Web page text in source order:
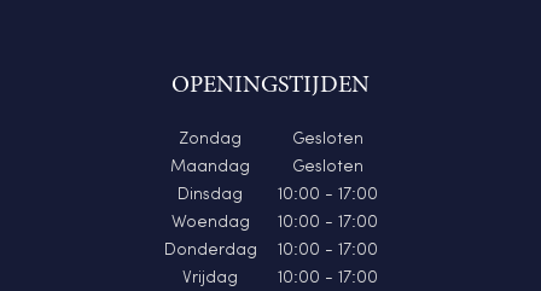
OPENINGSTIJDEN
Zondag
Gesloten
Maandag
Gesloten
Dinsdag
10:00 - 17:00
Woendag
10:00 - 17:00
Donderdag
10:00 - 17:00
Vrijdag
10:00 - 17:00